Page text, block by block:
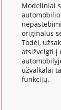
Modeliniai
originalus
Todėl,
atsižvelgti į
užvalkalai
funkcijų.